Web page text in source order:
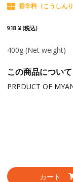
香辛料（こうしんり
918 ¥ (税込)
400g (Net weight)
この商品について
PRPDUCT OF
カート